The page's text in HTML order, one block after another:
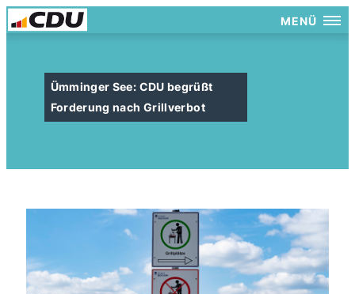
MENÜ
Ümminger See: CDU begrüßt
Forderung nach Grillverbot